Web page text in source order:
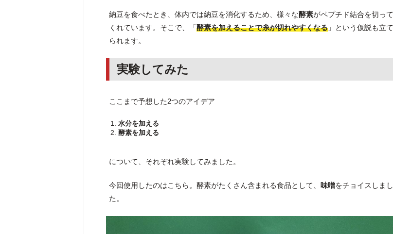
納豆を食べたとき、体内では納豆を消化するため、様々な酵素がペプチド結合を切って
くれています。そこで、「酵素を加えることで糸が切れやすくなる 」という仮説も立て
られます。
実験してみた
ここまで予想した2つのアイデア
水分を加える
酵素を加える
について、それぞれ実験してみました。
今回使用したのはこちら。酵素がたくさん含まれる食品として、 味噌をチョイスしまし
た。